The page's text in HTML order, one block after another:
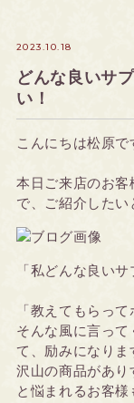
2023.10.18
どんな良いサ
い！
こんにちは松原で
本日ご来店のお
で、ご紹介したい
「私どんな良い
「教えてもらっ
そんな風に言って
て、励みになりま
沢山の商品があり
と悩まれるお客